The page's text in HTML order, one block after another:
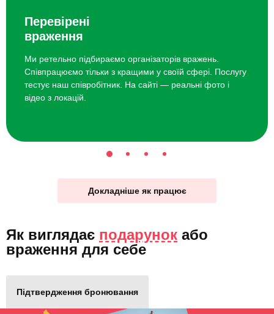
Перевірені
враження
Ми ретельно підбираємо організаторів вражень.
Співпрацюємо тільки з кращими у своїй сфері. Послугу
тестує наш співробітник. На сайті — реальні фото і
відео з локацій.
Докладніше як працює
Як виглядає подарунок або
враження для себе
Підтвердження бронювання